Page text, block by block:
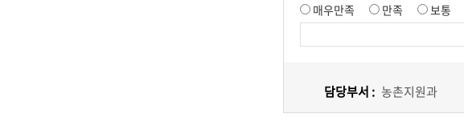
매우만족 만족 보통
담당부서 : 농촌지원과